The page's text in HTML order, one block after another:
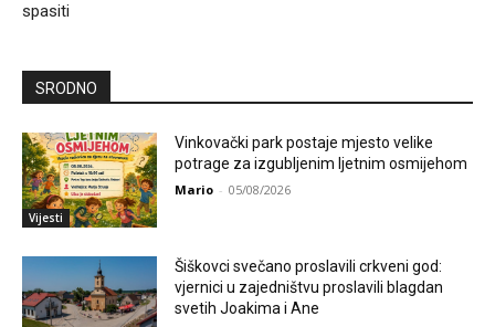
spasiti
SRODNO
Vijesti
Vinkovački park postaje mjesto velike
potrage za izgubljenim ljetnim osmijehom
Mario - 05/08/2026
Šiškovci svečano proslavili crkveni god:
vjernici u zajedništvu proslavili blagdan
svetih Joakima i Ane